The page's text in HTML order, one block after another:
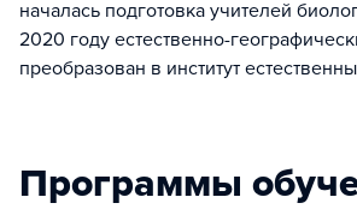
началась подготовка учителей
2020 году естественно-
преобразован в институт
Программы